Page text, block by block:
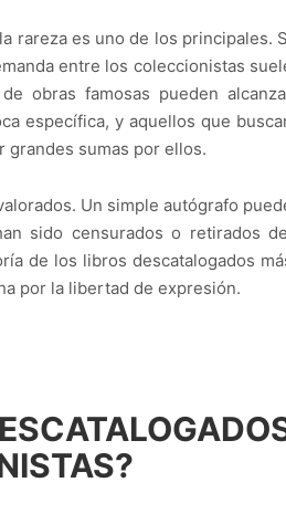
rareza es uno de los principales.
entre los coleccionistas
obras famosas pueden
específica, y aquellos que
grandes sumas por ellos.
Un simple autógrafo
sido censurados o retirados
de los libros descatalogados
por la libertad de expresión.